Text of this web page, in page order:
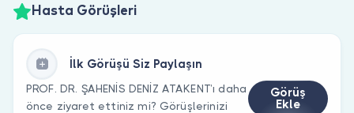
Hasta Görüşleri
İlk Görüşü Siz Paylaşın
PROF. DR. ŞAHENİS DENİZ ATAKENT’ı daha
önce ziyaret ettiniz mi? Görüşlerinizi
Görüş
Ekle